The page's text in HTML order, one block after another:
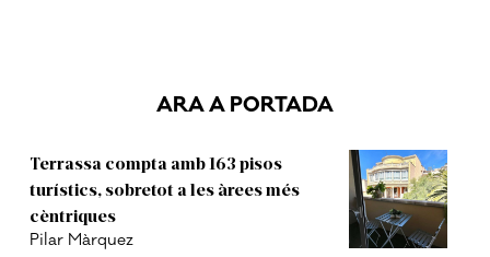
ARA A PORTADA
Terrassa compta amb 163 pisos
turístics, sobretot a les àrees més
cèntriques
Pilar Màrquez